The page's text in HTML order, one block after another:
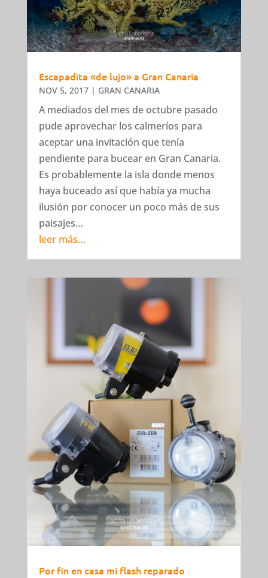
Escapadita «de lujo» a Gran Canaria
NOV 5, 2017| GRAN CANARIA
A mediados del mes de octubre pasado
pude aprovechar los calmeríos para
aceptar una invitación que tenía
pendiente para bucear en Gran Canaria.
Es probablemente la isla donde menos
haya buceado así que había ya mucha
ilusión por conocer un poco más de sus
paisajes…
leer más…
Por fin en casa mi flash reparado